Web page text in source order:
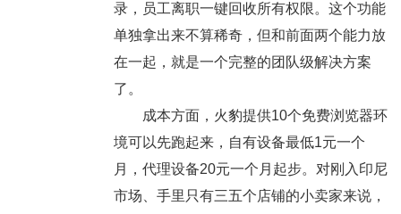
录，员工离职一键回收所有权限。这个功能
单独拿出来不算稀奇，但和前面两个能力放
在一起，就是一个完整的团队级解决方案
了。
成本方面，火豹提供10个免费浏览器环
境可以先跑起来，自有设备最低1元一个
月，代理设备20元一个月起步。对刚入印尼
市场、手里只有三五个店铺的小卖家来说，